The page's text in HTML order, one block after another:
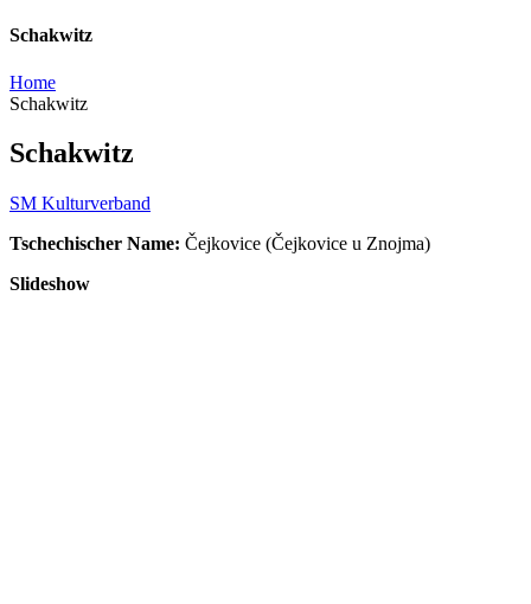
Schakwitz
Home
Schakwitz
Schakwitz
SM Kulturverband
Tschechischer Name: Čejkovice (Čejkovice u Znojma)
Slideshow